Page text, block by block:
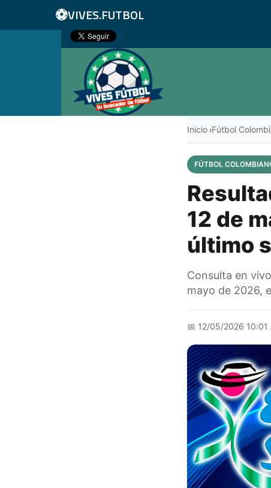
⚽VIVES.FUTBOL
Inicio ›Fútbol
FÚTBOL
12 de
último
Consulta en
mayo de 2026,
📅 12/05/2026 10:01